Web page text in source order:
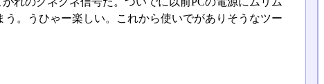
。うひゃー楽しい。これから使いでがありそうなツー